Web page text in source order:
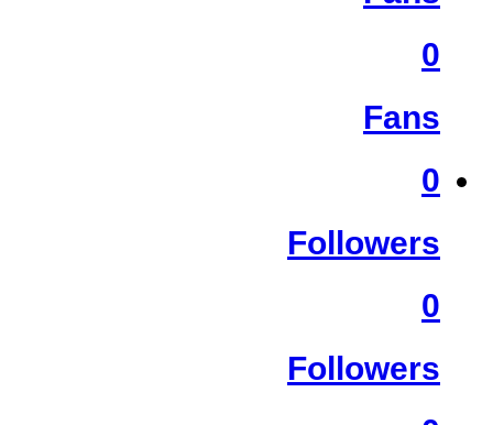
0
Fans
0
Followers
0
Followers